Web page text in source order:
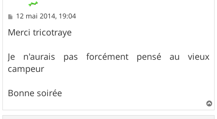
M
s
s
g
e
12 mai 2014, 19:04
Merci tricotraye
Je n'aurais pas forcément pensé au vieux
campeur
Bonne soirée
a